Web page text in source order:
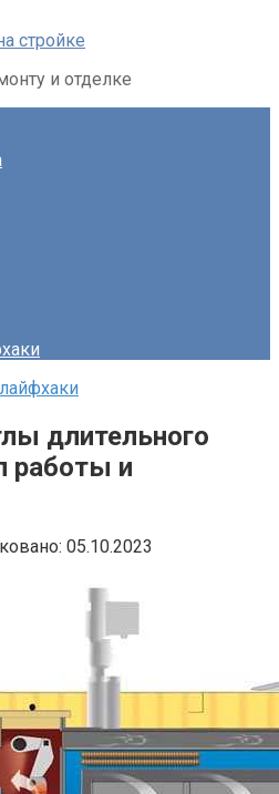
стройке
и отделке
длительного
работы и
05.10.2023